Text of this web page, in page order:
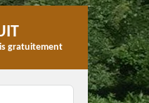
gratuitement